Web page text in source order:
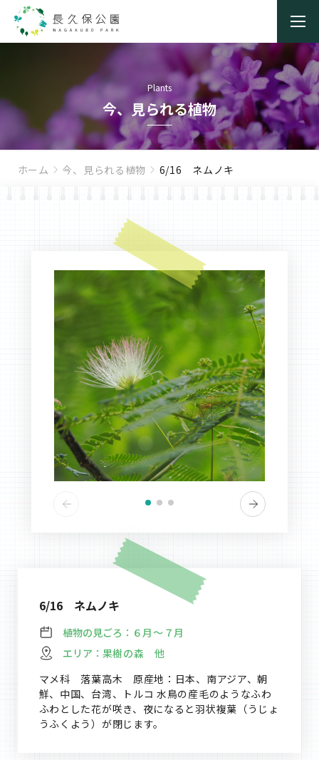
Plants
今、見られる植物
ホーム 今、見られる植物 6/16 ネムノキ
6/16 ネムノキ
植物の見ごろ： ６月～７月
エリア： 果樹の森 他
マメ科 落葉高木 原産地：日本、南アジア、朝
鮮、中国、台湾、トルコ 水鳥の産毛のようなふわ
ふわとした花が咲き、夜になると羽状複葉（うじょ
うふくよう）が閉じます。